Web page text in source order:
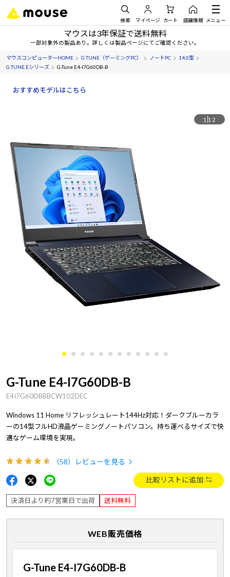
検索 マイページ カート 店舗情報 メニュー
マウスは3年保証で送料無料
一部対象外の製品あり。詳しくは製品ページにてご確認ください。
マウスコンピューターHOME G TUNE（ゲーミングPC） ノートPC
14.0型
G TUNE Eシリーズ
G-Tune E4-I7G60DB-B
おすすめモデルはこちら
1 12
G-Tune E4-I7G60DB-B
E4I7G60DBBBCW102DEC
Windows 11 Home リフレッシュレート144Hz対応！ダークブルーカラ
ーの14型フルHD液晶ゲーミングノートパソコン。持ち運べるサイズで快
適なゲーム環境を実現。
（58） レビューを見る
比較リストに追加
決済日より約7営業日で出荷 送料無料
WEB販売価格
G-Tune E4-I7G60DB-B